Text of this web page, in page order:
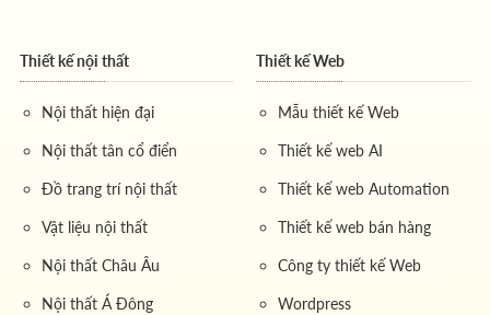
Thiết kế nội thất
Nội thất hiện đại
Nội thất tân cổ điển
Đồ trang trí nội thất
Vật liệu nội thất
Nội thất Châu Âu
Nội thất Á Đông
Thiết kế Web
Mẫu thiết kế Web
Thiết kế web AI
Thiết kế web Automation
Thiết kế web bán hàng
Công ty thiết kế Web
Wordpress